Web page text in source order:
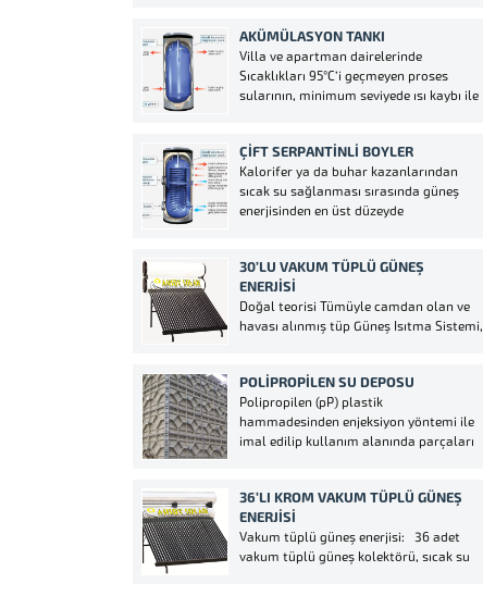
dolayı tıkanmış olabilir Güneş enerji
içerisinde hava yapmış veyahut
vakumlama yapmış olabilir. Çözüm:
Çatıdaki veya damdaki güneş enerjinizin
AKÜMÜLASYON TANKI
Villa ve apartman dairelerinde
Sıcaklıkları 95°C’i geçmeyen proses
sularının, minimum seviyede ısı kaybı ile
Kullanılan tesisata her iki taraftan da
sağ ve ya soldan bağlanabilir. Kullanım
alanları: Villa, apartman daireleri,
hastaneler, spor...
ÇIFT SERPANTINLI BOYLER
Kalorifer ya da buhar kazanlarından
sıcak su sağlanması sırasında güneş
enerjisinden en üst düzeyde
sistemine bağlanır. Güneş enerjisinden
elde edilen sıcak suyun vermiş olduğu
ısıyı kullanım suyuna aktarır.
Kullanımdaki sıcak suyu önceden...
30’LU VAKUM TÜPLÜ GÜNEŞ
ENERJISI
Doğal teorisi Tümüyle camdan olan ve
havası alınmış tüp Güneş Isıtma Sistemi,
enerjisini ısı enerjisine dönüştürür.
Sistemin verimli çalışması için ilave bir
güç kaynağına hiç gerek yoktur. Havası
alınmış tüplerin...
POLIPROPILEN SU DEPOSU
Polipropilen (pP) plastik
hammadesinden enjeksiyon yöntemi ile
imal edilip kullanım alanında parçaları
Fiyat olarak diğer tür depolara göre
yüksek maliyeti olduğu için özel
projelerde tercih edilerek
kullanılmaktadır.
36’LI KROM VAKUM TÜPLÜ GÜNEŞ
ENERJISI
Vakum tüplü güneş enerjisi: 36 adet
vakum tüplü güneş kolektörü, sıcak su